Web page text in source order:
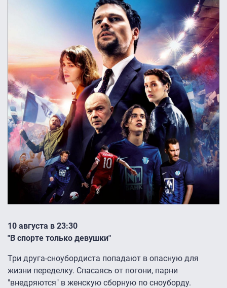
10 августа в 23:30
"В спорте только девушки"
Три друга-сноубордиста попадают в опасную для
жизни переделку. Спасаясь от погони, парни
"внедряются" в женскую сборную по сноуборду.